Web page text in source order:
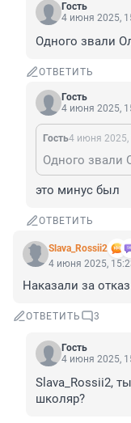
Гость
4 июня 2025,
Одного звали
ОТВЕТИТЬ
Гость
4 июня 2025,
Гость4 июня 2025,
Одного звали
это минус был
ОТВЕТИТЬ
Slava_Rossii2
4 июня 2025,
Наказали за
ОТВЕТИТЬ 3
Гость
4 июня 2025,
Slava_Rossii2,
школяр?